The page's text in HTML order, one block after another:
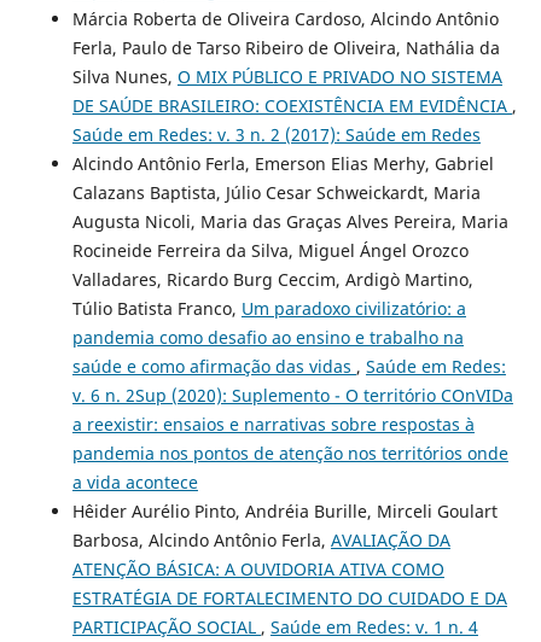
Márcia Roberta de Oliveira Cardoso, Alcindo Antônio
Ferla, Paulo de Tarso Ribeiro de Oliveira, Nathália da
Silva Nunes, O MIX PÚBLICO E PRIVADO NO SISTEMA
DE SAÚDE BRASILEIRO: COEXISTÊNCIA EM EVIDÊNCIA ,
Saúde em Redes: v. 3 n. 2 (2017): Saúde em Redes
Alcindo Antônio Ferla, Emerson Elias Merhy, Gabriel
Calazans Baptista, Júlio Cesar Schweickardt, Maria
Augusta Nicoli, Maria das Graças Alves Pereira, Maria
Rocineide Ferreira da Silva, Miguel Ángel Orozco
Valladares, Ricardo Burg Ceccim, Ardigò Martino,
Túlio Batista Franco, Um paradoxo civilizatório: a
pandemia como desafio ao ensino e trabalho na
saúde e como afirmação das vidas , Saúde em Redes:
v. 6 n. 2Sup (2020): Suplemento - O território COnVIDa
a reexistir: ensaios e narrativas sobre respostas à
pandemia nos pontos de atenção nos territórios onde
a vida acontece
Hêider Aurélio Pinto, Andréia Burille, Mirceli Goulart
Barbosa, Alcindo Antônio Ferla, AVALIAÇÃO DA
ATENÇÃO BÁSICA: A OUVIDORIA ATIVA COMO
ESTRATÉGIA DE FORTALECIMENTO DO CUIDADO E DA
PARTICIPAÇÃO SOCIAL , Saúde em Redes: v. 1 n. 4